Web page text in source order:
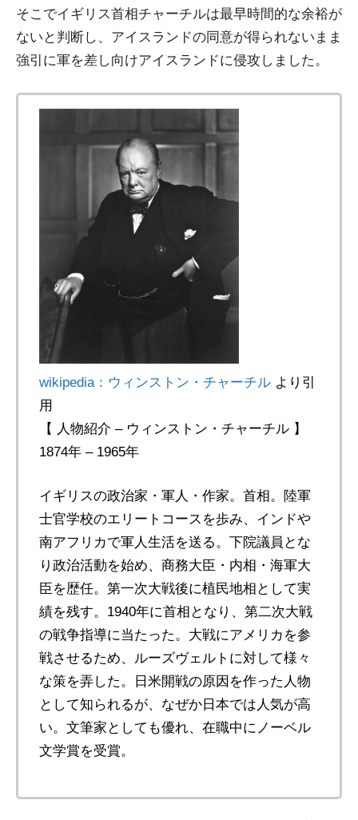
そこでイギリス首相チャーチルは最早時間的な余裕が
ないと判断し、アイスランドの同意が得られないまま
強引に軍を差し向けアイスランドに侵攻しました。
wikipedia：ウィンストン・チャーチルより引
用
【 人物紹介 – ウィンストン・チャーチル 】
1874年 – 1965年
イギリスの政治家・軍人・作家。首相。陸軍
士官学校のエリートコースを歩み、インドや
南アフリカで軍人生活を送る。下院議員とな
り政治活動を始め、商務大臣・内相・海軍大
臣を歴任。第一次大戦後に植民地相として実
績を残す。1940年に首相となり、第二次大戦
の戦争指導に当たった。大戦にアメリカを参
戦させるため、ルーズヴェルトに対して様々
な策を弄した。日米開戦の原因を作った人物
として知られるが、なぜか日本では人気が高
い。文筆家としても優れ、在職中にノーベル
文学賞を受賞。